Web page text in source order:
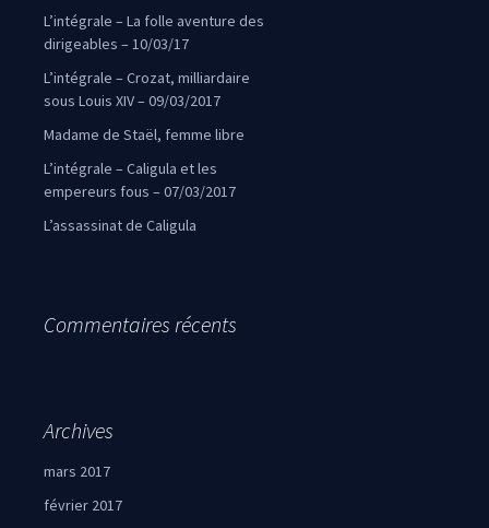
L’intégrale – La folle aventure des
dirigeables – 10/03/17
L’intégrale – Crozat, milliardaire
sous Louis XIV – 09/03/2017
Madame de Staël, femme libre
L’intégrale – Caligula et les
empereurs fous – 07/03/2017
L’assassinat de Caligula
Commentaires récents
Archives
mars 2017
février 2017